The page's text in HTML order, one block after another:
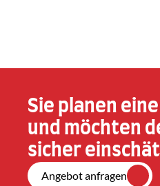
Sie planen
und möchten
sicher
Angebot anfragen